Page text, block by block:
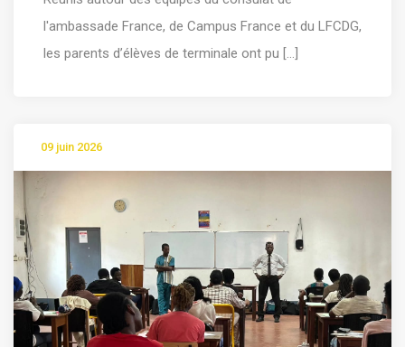
l'ambassade France, de Campus France et du LFCDG,
les parents d’élèves de terminale ont pu [...]
09 juin 2026